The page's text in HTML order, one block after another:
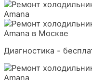
Диагностика -